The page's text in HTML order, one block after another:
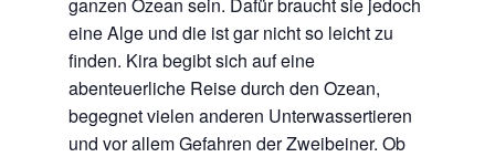
eine Alge und die ist gar nicht so leicht zu
finden. Kira begibt sich auf eine
abenteuerliche Reise durch den Ozean,
begegnet vielen anderen Unterwassertieren
und vor allem Gefahren der Zweibeiner. Ob